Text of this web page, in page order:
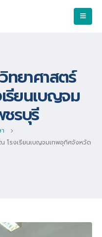
ทยาศาสตร์
รียนเบญจม
รบุรี
โรงเรียนเบญจมเทพอุทิศจังหวัด